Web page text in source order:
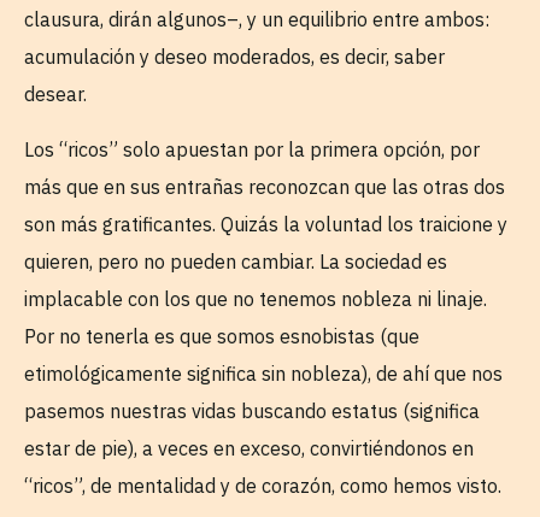
clausura, dirán algunos–, y un equilibrio entre ambos:
acumulación y deseo moderados, es decir, saber
desear.
Los “ricos” solo apuestan por la primera opción, por
más que en sus entrañas reconozcan que las otras dos
son más gratificantes. Quizás la voluntad los traicione y
quieren, pero no pueden cambiar. La sociedad es
implacable con los que no tenemos nobleza ni linaje.
Por no tenerla es que somos esnobistas (que
etimológicamente significa sin nobleza), de ahí que nos
pasemos nuestras vidas buscando estatus (significa
estar de pie), a veces en exceso, convirtiéndonos en
“ricos”, de mentalidad y de corazón, como hemos visto.